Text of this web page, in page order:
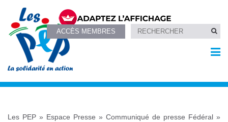
ACCÈS MEMBRES
Les PEP » Espace Presse » Communiqué de presse Fédéral »